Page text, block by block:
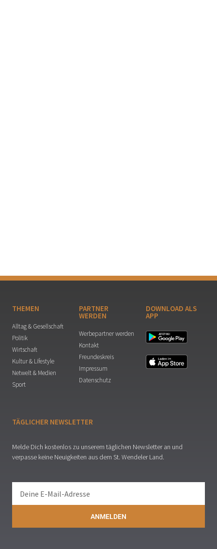
THEMEN
Alltag & Gesellschaft
Politik
Wirtschaft
Kultur & Lifestyle
Netwelt & Medien
Sport
PARTNER
WERDEN
Werbepartner werden
Kontakt
Freundeskreis
Impressum
Datenschutz
DOWNLOAD ALS
APP
TÄGLICHER NEWSLETTER
Melde Dich kostenlos zu unserem täglichen Newsletter an und
verpasse keine Neuigkeiten aus dem St. Wendeler Land.
ANMELDEN